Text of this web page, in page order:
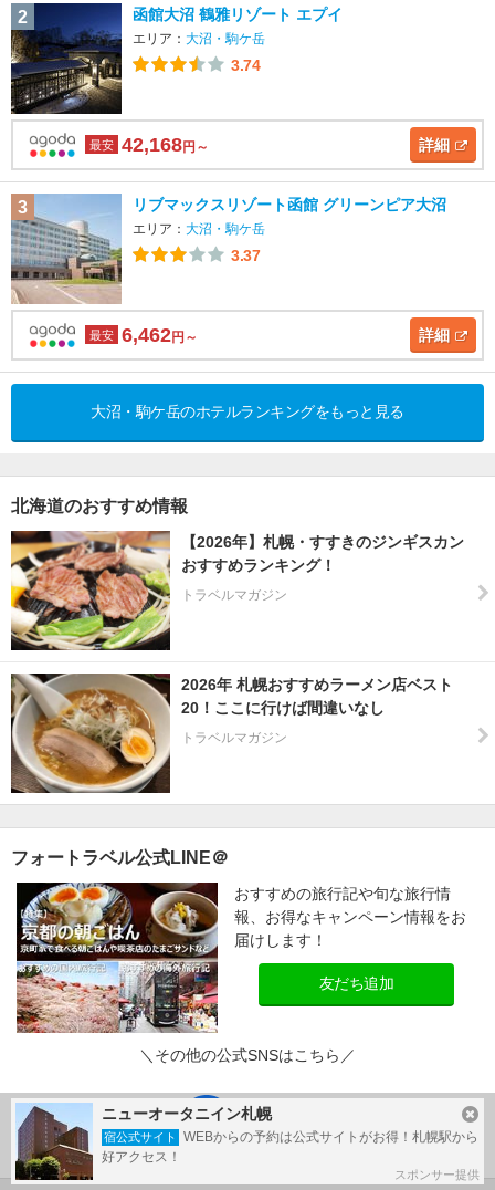
2 函館大沼 鶴雅リゾート エプイ
エリア： 大沼・駒ケ岳
3.74
最安 42,168円～ 詳細
3 リブマックスリゾート函館 グリーンピア大沼
エリア： 大沼・駒ケ岳
3.37
最安 6,462円～ 詳細
大沼・駒ケ岳のホテルランキングをもっと見る
北海道のおすすめ情報
【2026年】札幌・すすきのジンギスカン
おすすめランキング！
トラベルマガジン
2026年 札幌おすすめラーメン店ベスト
20！ここに行けば間違いなし
トラベルマガジン
フォートラベル公式LINE＠
おすすめの旅行記や旬な旅行情
報、お得なキャンペーン情報をお
届けします！
友だち追加
＼その他の公式SNSはこちら／
ニューオータニイン札幌
宿公式サイト
WEBからの予約は公式サイトがお得！札幌駅から
好アクセス！
スポンサー提供